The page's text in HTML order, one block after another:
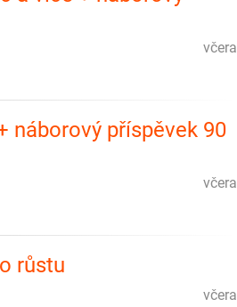
včera
náborový příspěvek 90
včera
růstu
včera